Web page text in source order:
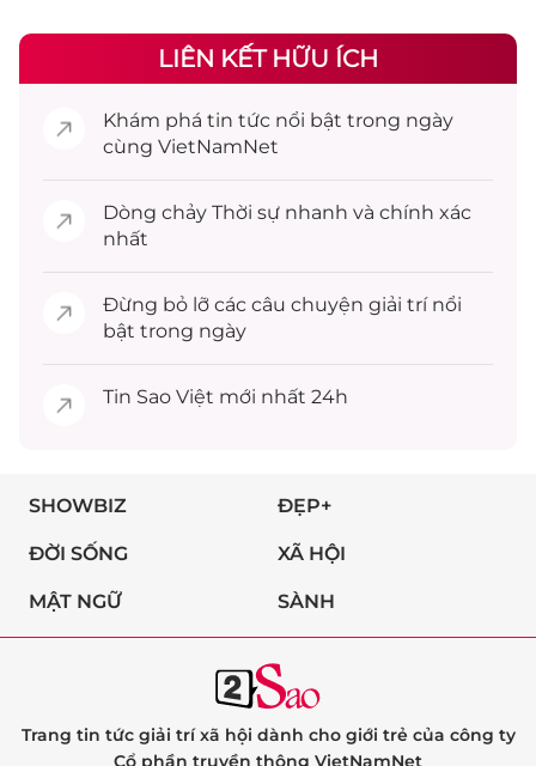
LIÊN KẾT HỮU ÍCH
Khám phá tin tức nổi bật trong ngày
cùng VietNamNet
Dòng chảy Thời sự nhanh và chính xác
nhất
Đừng bỏ lỡ các câu chuyện giải trínổi
bật trong ngày
Tin Sao Việt mới nhất 24h
SHOWBIZ ĐẸP+
ĐỜI SỐNG XÃ HỘI
MẬT NGỮ SÀNH
Trang tin tức giải trí xã hội dành cho giới trẻ của công ty
Cổ phần truyền thông VietNamNet